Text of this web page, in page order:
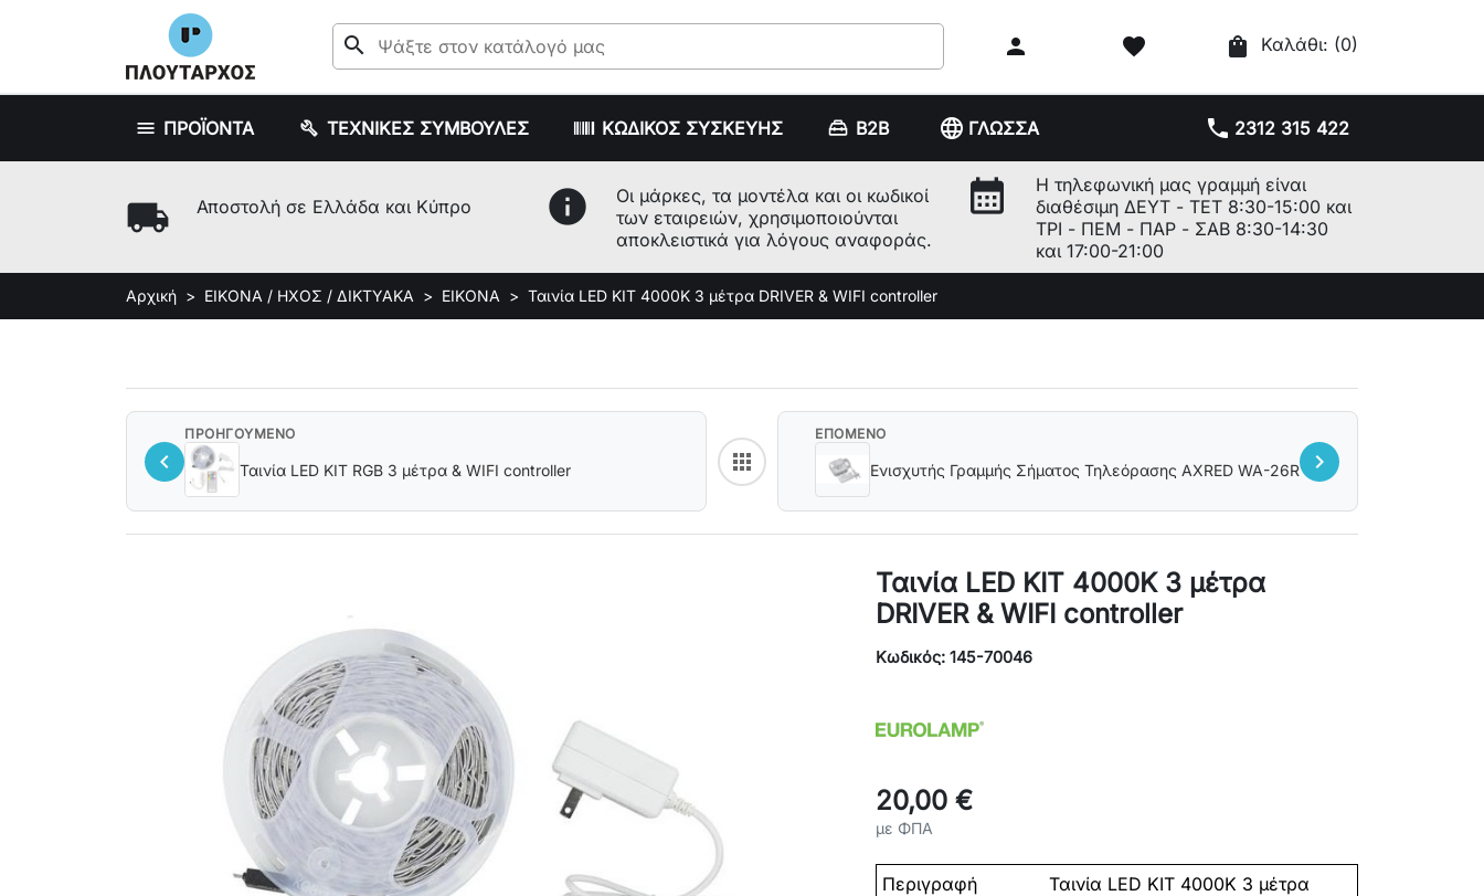
search  favorite shopping_bag Καλάθι: (0)
ΠΡΟΪΟΝΤΑ ΤΕΧΝΙΚΕΣ ΣΥΜΒΟΥΛΕΣ ΚΩΔΙΚΟΣ ΣΥΣΚΕΥΗΣ B2B phone 2312 315 422
language ΓΛΩΣΣΑ
local_shipping Αποστολή σε Ελλάδα και Κύπρο info
Οι μάρκες, τα μοντέλα και οι κωδικοί
των εταιρειών, χρησιμοποιούνται
αποκλειστικά για λόγους αναφοράς.
calendar_month
Η τηλεφωνική μας γραμμή είναι
διαθέσιμη ΔΕΥΤ - ΤΕΤ 8:30-15:00 και
ΤΡΙ - ΠΕΜ - ΠΑΡ - ΣΑΒ 8:30-14:30
και 17:00-21:00
Αρχική ΕΙΚΟΝΑ / ΗΧΟΣ / ΔΙΚΤΥΑΚΑ ΕΙΚΟΝΑ Ταινία LED KIT 4000K 3 μέτρα DRIVER & WIFI controller
chevron_left
ΠΡΟΗΓΟΥΜΕΝΟ
Ταινία LED KIT RGB 3 μέτρα & WIFI controller appsBack to category
ΕΠΟΜΕΝΟ
Ενισχυτής Γραμμής Σήματος Τηλεόρασης AXRED WA-26R chevron_right
Ταινία LED KIT 4000K 3 μέτρα
DRIVER & WIFI controller
Κωδικός: 145-70046
20,00 €
με ΦΠΑ
Περιγραφή
Ταινία LED KIT 4000K 3 μέτρα